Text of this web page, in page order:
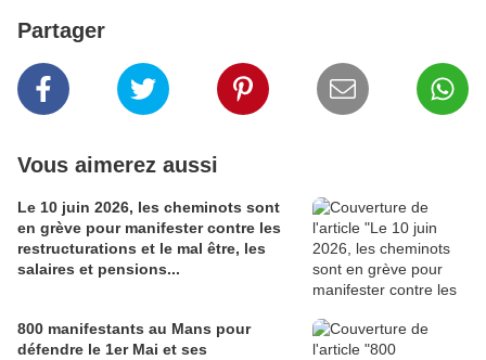
Partager
Vous aimerez aussi
Le 10 juin 2026, les cheminots sont
en grève pour manifester contre les
restructurations et le mal être, les
salaires et pensions...
800 manifestants au Mans pour
défendre le 1er Mai et ses